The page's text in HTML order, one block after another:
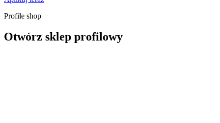
Profile shop
Otwórz sklep profilowy